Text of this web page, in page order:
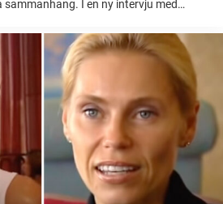
I en ny intervju med